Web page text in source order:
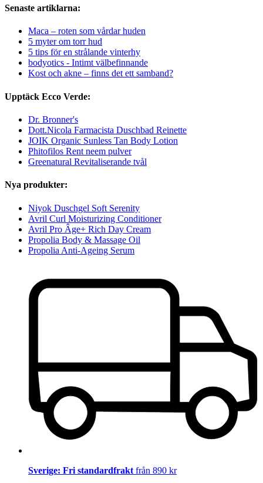
Senaste artiklarna:
Maca – roten som vårdar huden
5 myter om torr hud
5 tips för en strålande vinterhy
bodyotics - Intimt välbefinnande
Kost och akne – finns det ett samband?
Upptäck Ecco Verde:
Dr. Bronner's
Dott.Nicola Farmacista Duschbad Reinette
JOIK Organic Sunless Tan Body Lotion
Phitofilos Rent neem pulver
Greenatural Revitaliserande tvål
Nya produkter:
Niyok Duschgel Soft Serenity
Avril Curl Moisturizing Conditioner
Avril Pro Âge+ Rich Day Cream
Propolia Body & Massage Oil
Propolia Anti-Ageing Serum
Sverige: Fri standardfrakt från 890 kr